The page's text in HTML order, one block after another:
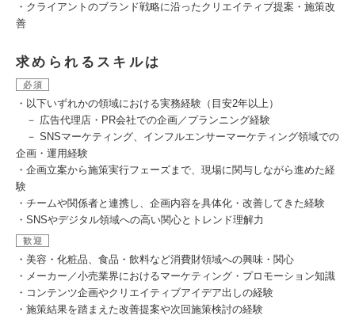
・クライアントのブランド戦略に沿ったクリエイティブ提案・施策改
善
求められるスキルは
必須
・以下いずれかの領域における実務経験（目安2年以上）
－ 広告代理店・PR会社での企画／プランニング経験
－ SNSマーケティング、インフルエンサーマーケティング領域での
企画・運用経験
・企画立案から施策実行フェーズまで、現場に関与しながら進めた経
験
・チームや関係者と連携し、企画内容を具体化・改善してきた経験
・SNSやデジタル領域への高い関心とトレンド理解力
歓迎
・美容・化粧品、食品・飲料など消費財領域への興味・関心
・メーカー／小売業界におけるマーケティング・プロモーション知識
・コンテンツ企画やクリエイティブアイデア出しの経験
・施策結果を踏まえた改善提案や次回施策検討の経験